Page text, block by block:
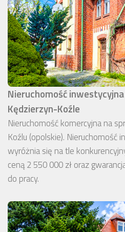
Nieruchomość
Kędzierzyn-Koźle
Nieruchomość komercyjna na
Koźlu (opolskie). Nieruchomość
wyróżnia się na tle
ceną 2 550 000 zł oraz
do pracy.